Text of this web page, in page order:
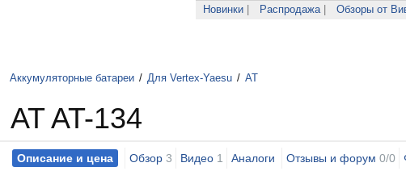
Новинки Распродажа| Обзоры от
Аккумуляторные батареи / Для Vertex-Yaesu / AT
AT AT-134
Описание и цена Обзор 3 Видео 1 Аналоги Отзывы и форум 0/0